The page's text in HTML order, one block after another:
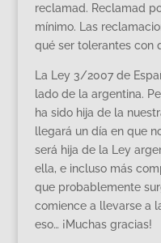
reclamad. Reclamad
mínimo. Las
qué ser tolerantes con
La Ley 3/2007 de
lado de la argentina.
ha sido hija de la
llegará un día en que
será hija de la Ley
ella, e incluso más
que probablemente
comience a llevarse a
eso… ¡Muchas gracias!